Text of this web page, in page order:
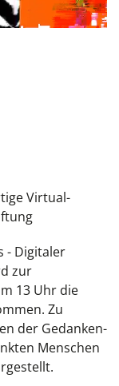
Virtual-
- Digitaler
zur
13 Uhr die
Zu
der Gedanken-
Menschen